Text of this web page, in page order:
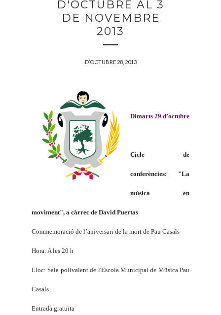
D'OCTUBRE AL 3
DE NOVEMBRE
2013
D’OCTUBRE 28, 2013
Dimarts 29 d’octubre
Cicle de
conferències: "La
música en
moviment", a càrrec de David Puertas
Commemoració de l’aniversari de la mort de Pau Casals
Hora: A les 20 h
Lloc: Sala polivalent de l'Escola Municipal de Müsica Pau
Casals
Entrada gratuïta